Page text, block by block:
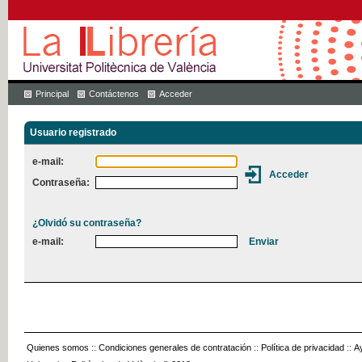
Principal Contáctenos Acceder
Usuario registrado
e-mail:
Contraseña:
¿Olvidó su contraseña?
e-mail:
Quienes somos :: Condiciones generales de contratación :: Política de privacidad ::